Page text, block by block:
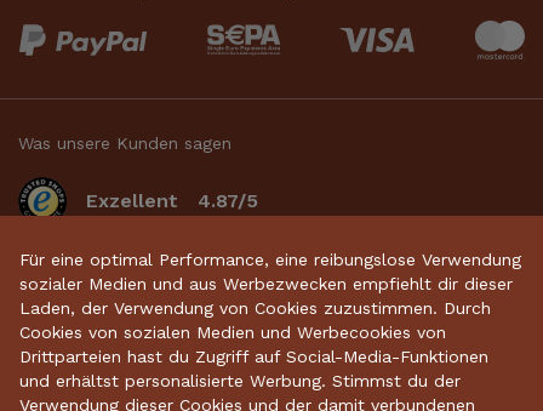
Was unsere Kunden sagen
Exzellent 4.87/5
basierend auf 2633bewertungen.
Startseite • Keramikdeko • Gartenkeramik •
Sparschweine • Räucherfiguren • Keramikhäuser
Für eine optimal Performance, eine reibungslose Verwendung
sozialer Medien und aus Werbezwecken empfiehlt dir dieser
Laden, der Verwendung von Cookies zuzustimmen. Durch
Cookies von sozialen Medien und Werbecookies von
Drittparteien hast du Zugriff auf Social-Media-Funktionen
und erhältst personalisierte Werbung. Stimmst du der
Verwendung dieser Cookies und der damit verbundenen